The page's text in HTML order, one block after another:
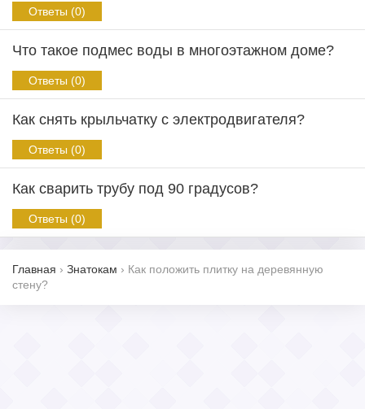
Ответы (0)
Что такое подмес воды в многоэтажном доме?
Ответы (0)
Как снять крыльчатку с электродвигателя?
Ответы (0)
Как сварить трубу под 90 градусов?
Ответы (0)
Главная › Знатокам › Как положить плитку на деревянную
стену?